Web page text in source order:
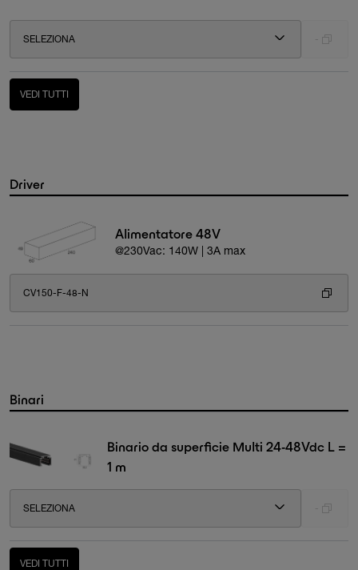
SELEZIONA
VEDI TUTTI
Driver
Alimentatore 48V
@230Vac: 140W | 3A max
CV150-F-48-N
Binari
Binario da superficie Multi 24-48Vdc L =
1 m
SELEZIONA
VEDI TUTTI